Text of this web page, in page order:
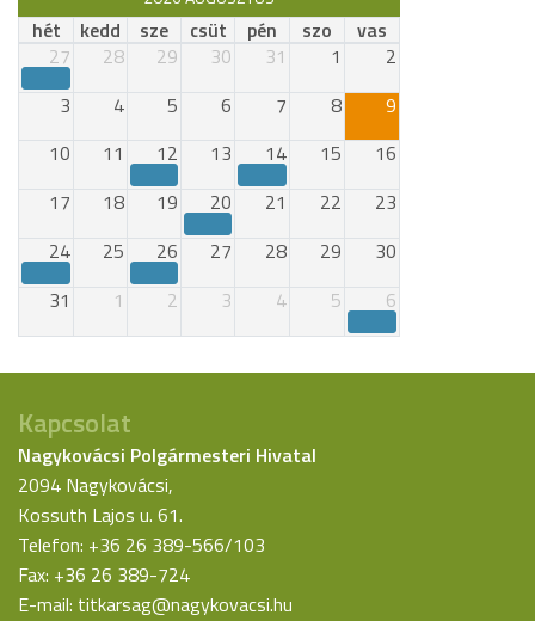
hét kedd sze csüt pén szo
vas
27
28 29 30 31 1
2
3
4 5 6 7 8
9
10
11 12 13 14 15
16
17
18 19 20 21 22
23
24
25 26 27 28 29
30
31
1 2 3 4 5 6
Kapcsolat
Nagykovácsi Polgármesteri Hivatal
2094 Nagykovácsi,
Kossuth Lajos u. 61.
Telefon: +36 26 389-566/103
Fax: +36 26 389-724
E-mail: titkarsag@nagykovacsi.hu